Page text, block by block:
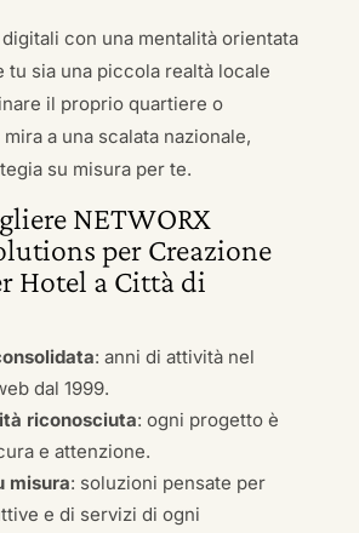
con una mentalità orientata
tu sia una piccola realtà locale
il proprio quartiere o
mira a una scalata nazionale,
su misura per te.
NETWORX
per Creazione
Hotel a Città di
: anni di attività nel
dal 1999.
riconosciuta: ogni progetto è
e attenzione.
misura: soluzioni pensate per
e di servizi di ogni